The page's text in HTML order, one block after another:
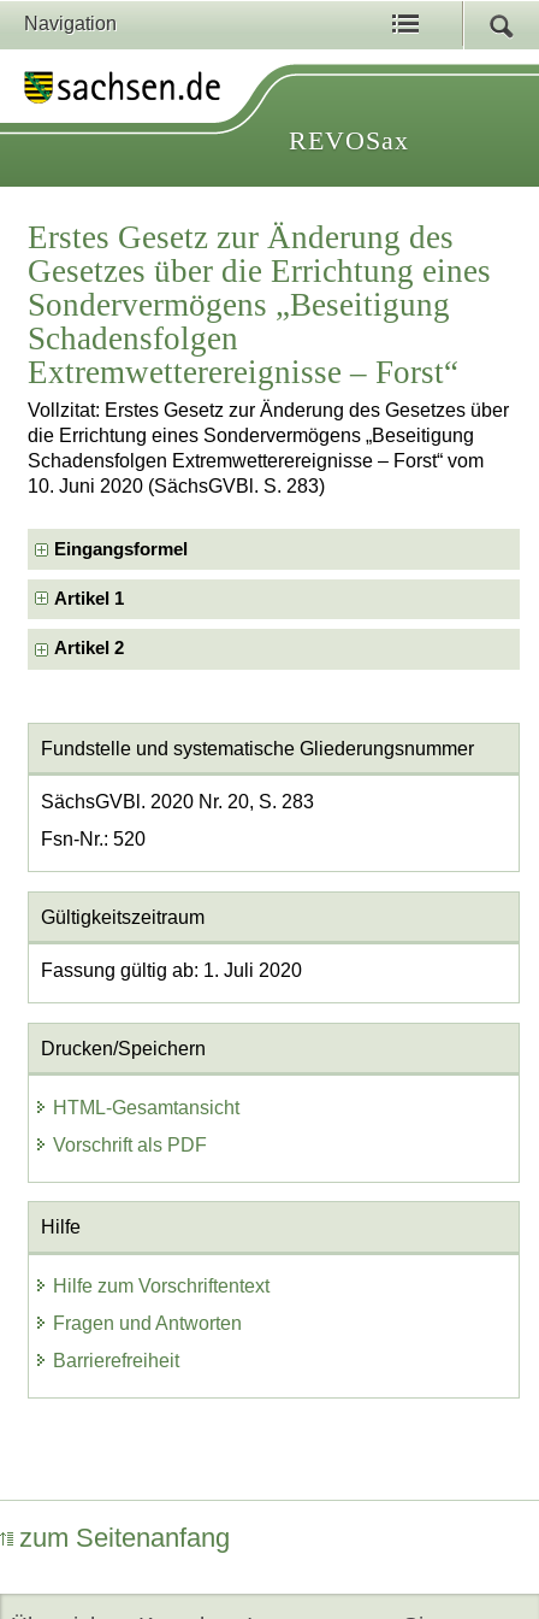
Navigation
REVOSax
Erstes Gesetz zur Änderung des
Gesetzes über die Errichtung eines
Sondervermögens „Beseitigung
Schadensfolgen
Extremwetterereignisse – Forst“
Vollzitat: Erstes Gesetz zur Änderung des Gesetzes über
die Errichtung eines Sondervermögens „Beseitigung
Schadensfolgen Extremwetterereignisse – Forst“ vom
10. Juni 2020 (SächsGVBl. S. 283)
Eingangsformel
Artikel 1
Artikel 2
Fundstelle und systematische Gliederungsnummer
SächsGVBl. 2020 Nr. 20, S. 283
Fsn-Nr.: 520
Gültigkeitszeitraum
Fassung gültig ab: 1. Juli 2020
Drucken/Speichern
HTML-Gesamtansicht
Vorschrift als PDF
Hilfe
Hilfe zum Vorschriftentext
Fragen und Antworten
Barrierefreiheit
zum Seitenanfang